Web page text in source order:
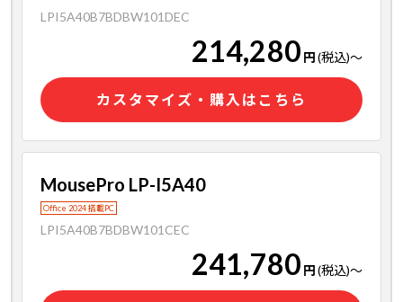
LPI5A40B7BDBW101DEC
214,280 円(税込)～
カスタマイズ・購入はこちら
MousePro LP-I5A40
Office 2024 搭載PC
LPI5A40B7BDBW101CEC
241,780 円(税込)～